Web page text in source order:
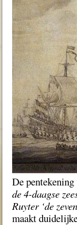
De
de 4-daagse
Ruyter ‘de
maakt